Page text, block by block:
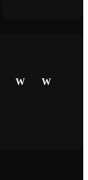
W W